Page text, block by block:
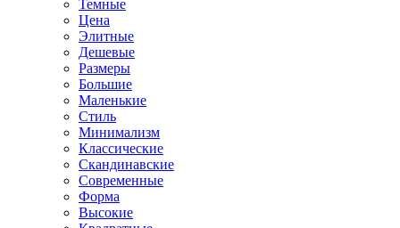
Темные
Цена
Элитные
Дешевые
Размеры
Большие
Маленькие
Стиль
Минимализм
Классические
Скандинавские
Современные
Форма
Высокие